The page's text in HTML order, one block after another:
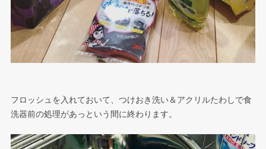
フロッシュを入れておいて、つけおき洗い＆アクリルたわしで食
洗器前の処理があっという間に終わります。